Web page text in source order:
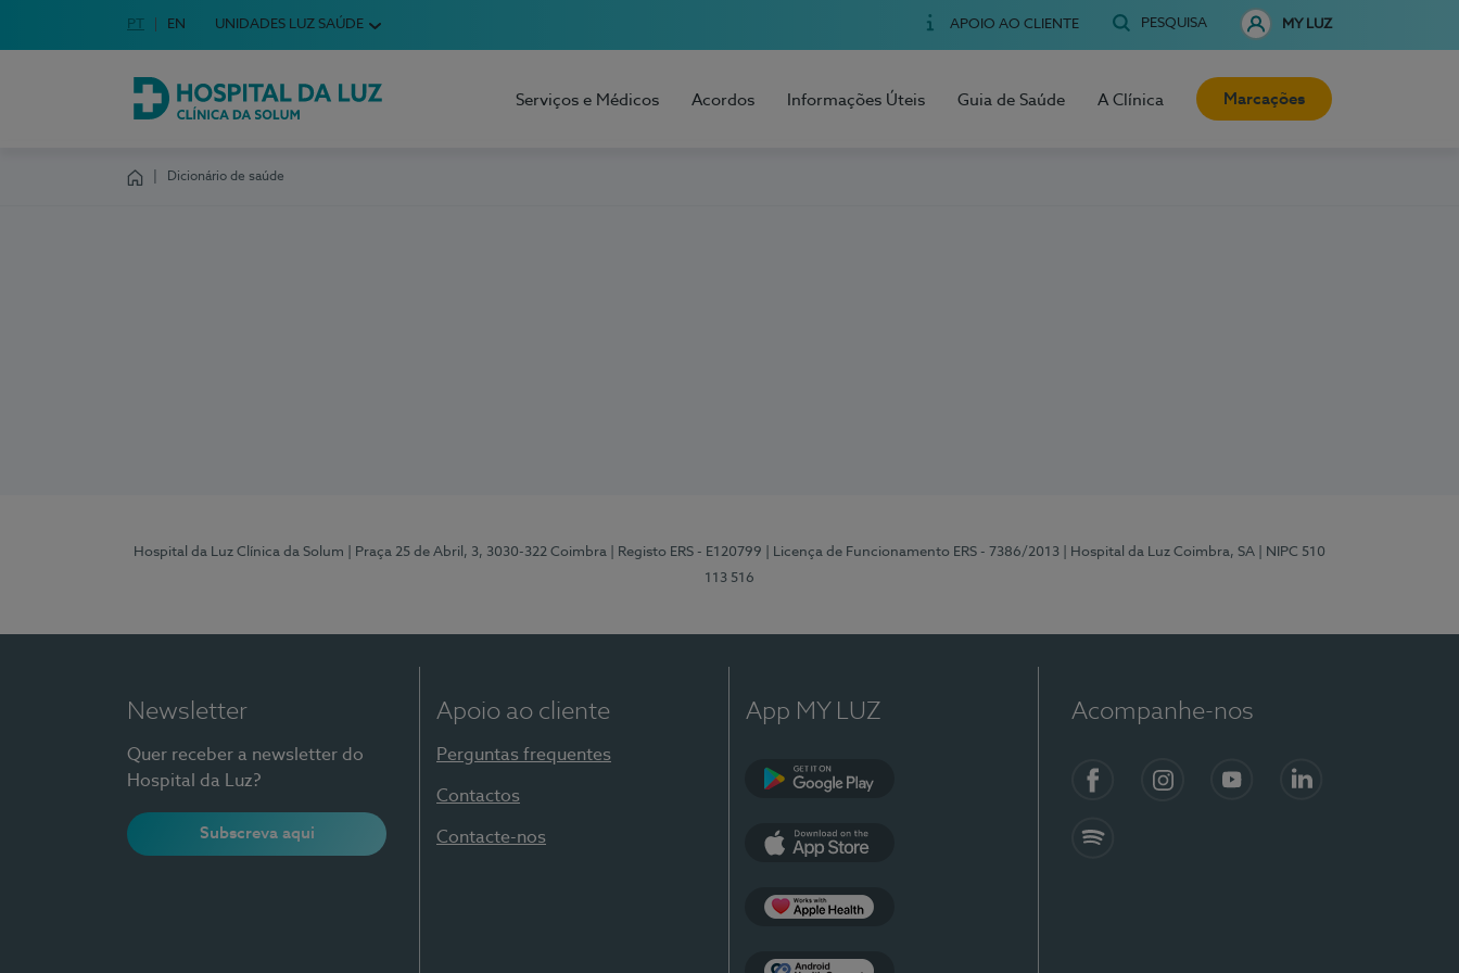
Escolha o seu idioma
Idioma em Português
PT English Language
EN UNIDADES LUZ SAÚDE APOIO AO CLIENTE PESQUISA MY LUZ
Hospital da Luz Clínica da Solum
Serviços e Médicos Acordos Informações Úteis Guia de Saúde A Clínica Marcações
Dicionário de saúde
Hospital da Luz Clínica da Solum | Praça 25 de Abril, 3, 3030-322 Coimbra | Registo ERS - E120799 | Licença de Funcionamento ERS - 7386/2013 | Hospital da Luz Coimbra, SA
| NIPC 510
113 516
Newsletter
Quer receber a newsletter do
Hospital da Luz?
Subscreva aqui
Apoio ao cliente
Perguntas frequentes
Contactos
Contacte-nos
App MY LUZ Acompanhe-nos